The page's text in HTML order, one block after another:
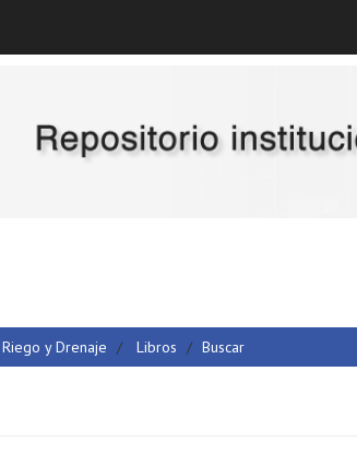
Riego y Drenaje Libros Buscar